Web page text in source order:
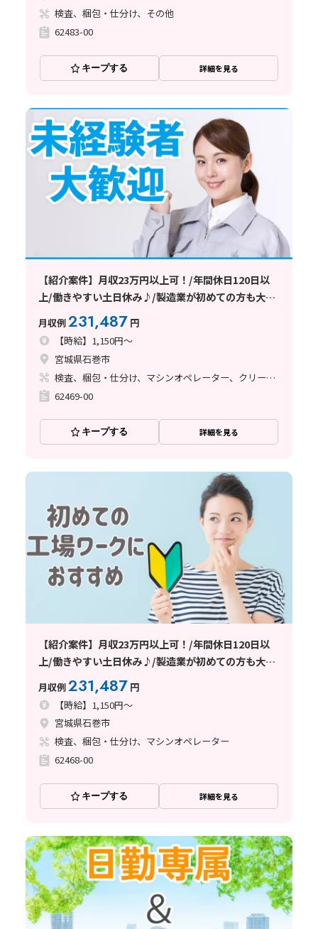
検査、梱包・仕分け、その他
62483-00
キープする 詳細を見る
【紹介案件】月収23万円以上可！/年間休日120日以
上/働きやすい土日休み♪/製造業が初めての方も大歓
迎です★
月収例231,487 円
【時給】1,150円～
宮城県石巻市
検査、梱包・仕分け、マシンオペレーター、クリーンルーム
62469-00
キープする 詳細を見る
【紹介案件】月収23万円以上可！/年間休日120日以
上/働きやすい土日休み♪/製造業が初めての方も大歓
迎です★
月収例231,487 円
【時給】1,150円～
宮城県石巻市
検査、梱包・仕分け、マシンオペレーター
62468-00
キープする 詳細を見る